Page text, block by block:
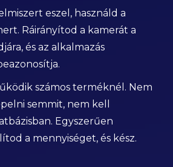
eszel, használd a
Ráirányítod a kamerát a
és az alkalmazás
számos terméknél. Nem
semmit, nem kell
Egyszerűen
a mennyiséget, és kész.